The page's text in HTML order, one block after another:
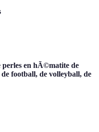
perles en hÃ©matite de
football, de volleyball, de